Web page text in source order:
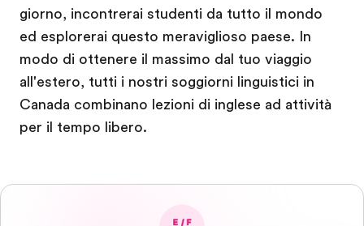
giorno, incontrerai studenti da tutto il mondo
ed esplorerai questo meraviglioso paese. In
modo di ottenere il massimo dal tuo viaggio
all'estero, tutti i nostri soggiorni linguistici in
Canada combinano lezioni di inglese ad attività
per il tempo libero.